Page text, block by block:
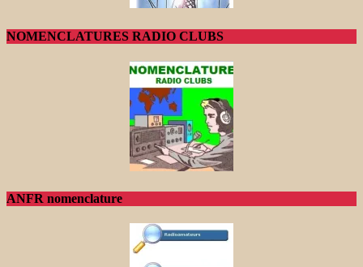
NOMENCLATURES RADIO CLUBS
ANFR nomenclature